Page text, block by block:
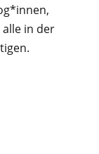
in der